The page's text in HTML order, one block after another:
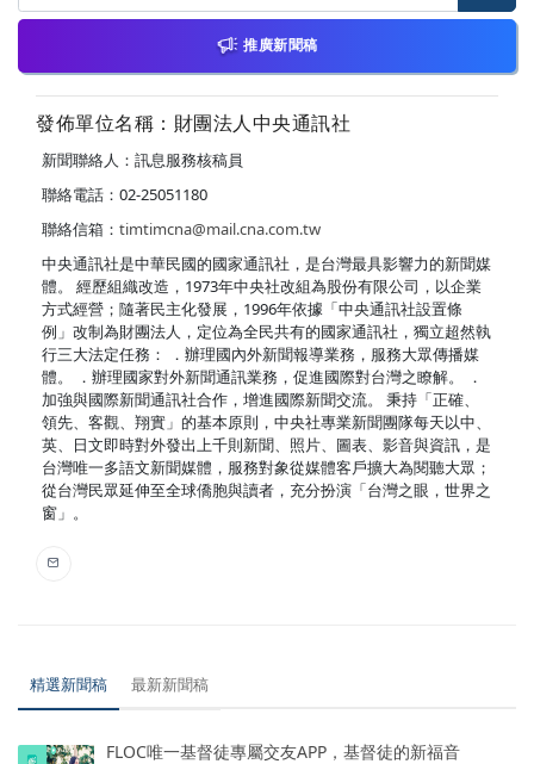
推廣新聞稿
發佈單位名稱：財團法人中央通訊社
新聞聯絡人：訊息服務核稿員
聯絡電話：02-25051180
聯絡信箱： timtimcna@mail.cna.com.tw
中央通訊社是中華民國的國家通訊社，是台灣最具影響力的新聞媒
體。 經歷組織改造，1973年中央社改組為股份有限公司，以企業
方式經營；隨著民主化發展，1996年依據「中央通訊社設置條
例」改制為財團法人，定位為全民共有的國家通訊社，獨立超然執
行三大法定任務： ．辦理國內外新聞報導業務，服務大眾傳播媒
體。 ．辦理國家對外新聞通訊業務，促進國際對台灣之瞭解。 ．
加強與國際新聞通訊社合作，增進國際新聞交流。 秉持「正確、
領先、客觀、翔實」的基本原則，中央社專業新聞團隊每天以中、
英、日文即時對外發出上千則新聞、照片、圖表、影音與資訊，是
台灣唯一多語文新聞媒體，服務對象從媒體客戶擴大為閱聽大眾；
從台灣民眾延伸至全球僑胞與讀者，充分扮演「台灣之眼，世界之
窗」。
精選新聞稿 最新新聞稿
FLOC唯一基督徒專屬交友APP，基督徒的新福音